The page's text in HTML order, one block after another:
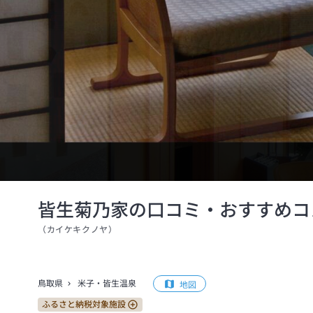
皆生菊乃家の口コミ・おすすめ
（ カイケキクノヤ ）
鳥取県 米子・皆生温泉 地図
ふるさと納税対象施設